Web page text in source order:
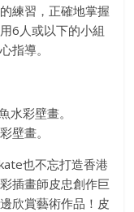
練習，正確地掌握
6人或以下的小組
指導。
壁畫。
也不忘打造香港
插畫師皮忠創作巨
欣賞藝術作品！皮